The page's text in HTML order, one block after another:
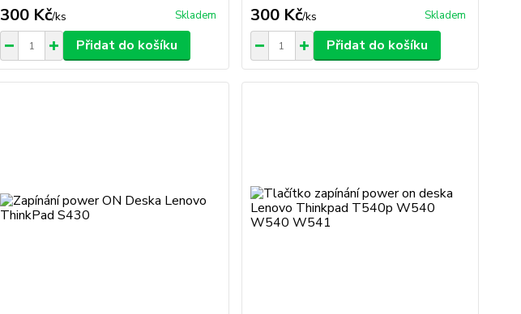
300 Kč/ks Skladem
Přidat do košíku
300 Kč/ks Skladem
Přidat do košíku